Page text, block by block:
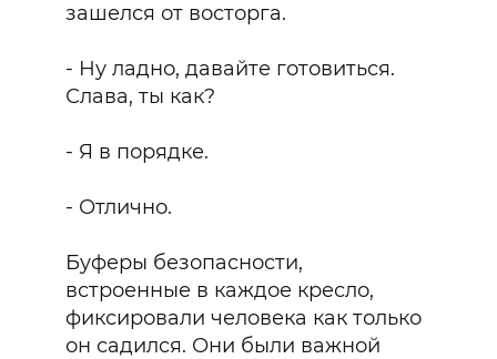
зашелся от восторга.
- Ну ладно, давайте готовиться.
Слава, ты как?
- Я в порядке.
- Отлично.
Буферы безопасности,
встроенные в каждое кресло,
фиксировали человека как только
он садился. Они были важной